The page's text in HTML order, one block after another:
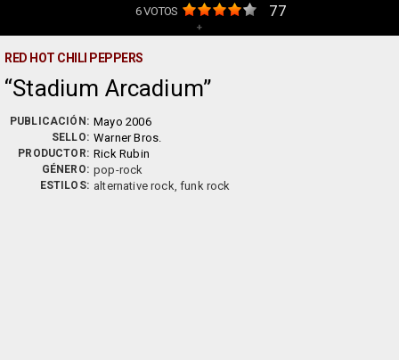
6VOTOS 77
+
RED HOT CHILI PEPPERS
Stadium Arcadium
PUBLICACIÓN: Mayo 2006
SELLO: Warner Bros.
PRODUCTOR: Rick Rubin
GÉNERO: pop-rock
ESTILOS: alternative rock, funk rock